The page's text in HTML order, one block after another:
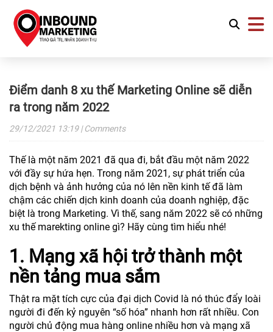
Điểm danh 8 xu thế Marketing Online sẽ diễn
ra trong năm 2022
29/12/2021 13:19| Comments
Thế là một năm 2021 đã qua đi, bắt đầu một năm 2022
với đầy sự hứa hẹn. Trong năm 2021, sự phát triển của
dịch bệnh và ảnh hưởng của nó lên nền kinh tế đã làm
chậm các chiến dịch kinh doanh của doanh nghiệp, đặc
biệt là trong Marketing. Vì thế, sang năm 2022 sẽ có những
xu thế marekting online gì? Hãy cùng tìm hiểu nhé!
1. Mạng xã hội trở thành một
nền tảng mua sắm
Thật ra mặt tích cực của đại dịch Covid là nó thúc đẩy loài
người đi đến kỷ nguyên “số hóa” nhanh hơn rất nhiều. Con
người chủ động mua hàng online nhiều hơn và mạng xã